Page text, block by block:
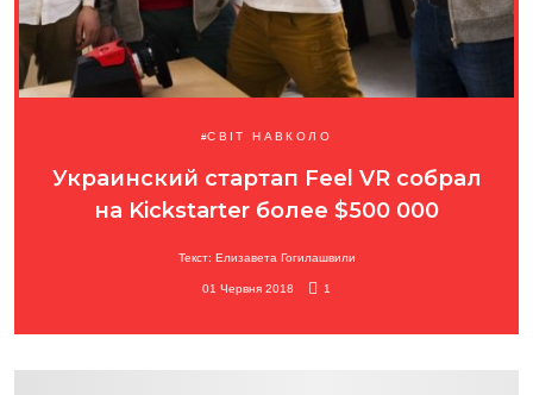
СВІТ НАВКОЛО
Украинский стартап Feel VR собрал
на Kickstarter более $500 000
Текст: Елизавета Гогилашвили
01 Червня 2018 1